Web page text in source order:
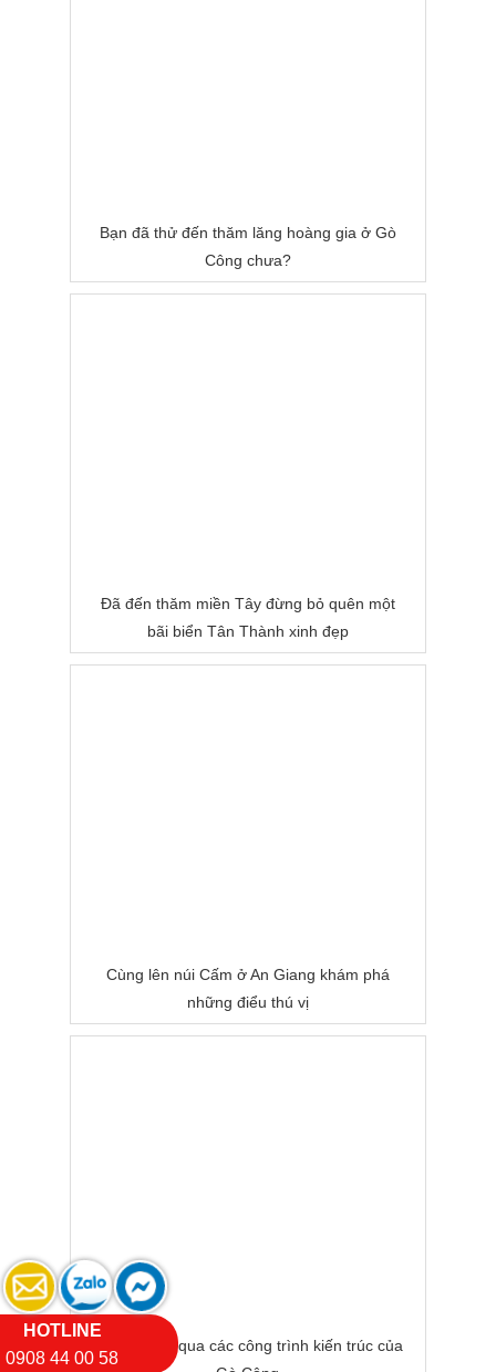
Bạn đã thử đến thăm lăng hoàng gia ở Gò
Công chưa?
Đã đến thăm miền Tây đừng bỏ quên một
bãi biển Tân Thành xinh đẹp
Cùng lên núi Cấm ở An Giang khám phá
những điểu thú vị
Cùng ngắm qua các công trình kiến trúc của
HOTLINE
0908 44 00 58